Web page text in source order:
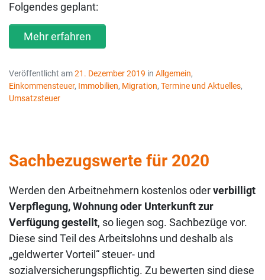
Folgendes geplant:
Mehr erfahren
Veröffentlicht am21. Dezember 2019 in Allgemein,
Einkommensteuer, Immobilien, Migration, Termine und Aktuelles,
Umsatzsteuer
Sachbezugswerte für 2020
Werden den Arbeitnehmern kostenlos oderverbilligt
Verpflegung, Wohnung oder Unterkunft zur
Verfügung gestellt, so liegen sog. Sachbezüge vor.
Diese sind Teil des Arbeitslohns und deshalb als
„geldwerter Vorteil“ steuer- und
sozialversicherungspflichtig. Zu bewerten sind diese